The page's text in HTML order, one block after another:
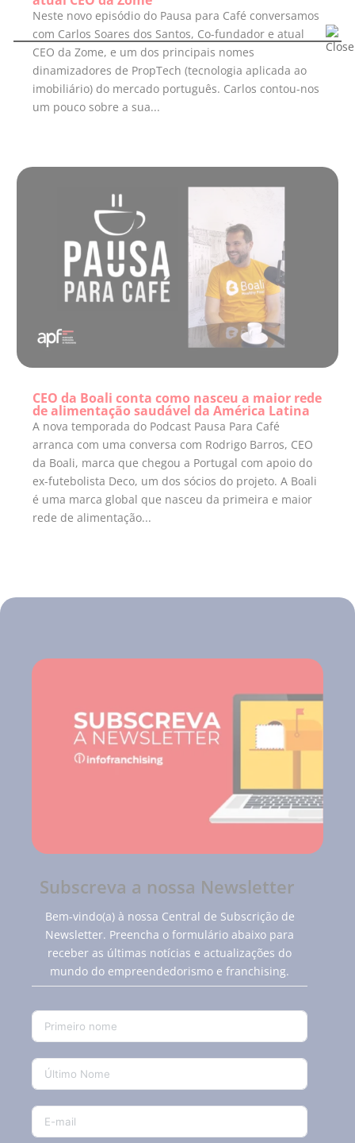
Neste novo episódio do Pausa para Café conversamos
com Carlos Soares dos Santos, Co-fundador e atual
CEO da Zome, e um dos principais nomes
dinamizadores de PropTech (tecnologia aplicada ao
imobiliário) do mercado português. Carlos contou-nos
um pouco sobre a sua...
CEO da Boali conta como nasceu a maior rede
de alimentação saudável da América Latina
A nova temporada do Podcast Pausa Para Café
arranca com uma conversa com Rodrigo Barros, CEO
da Boali, marca que chegou a Portugal com apoio do
ex-futebolista Deco, um dos sócios do projeto. A Boali
é uma marca global que nasceu da primeira e maior
rede de alimentação...
Subscreva a nossa Newsletter
Bem-vindo(a) à nossa Central de Subscrição de
Newsletter. Preencha o formulário abaixo para
receber as últimas notícias e actualizações do
mundo do empreendedorismo e franchising.